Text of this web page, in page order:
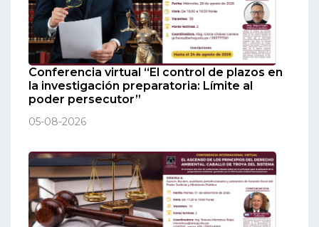
Conferencia virtual “El control de plazos en
la investigación preparatoria: Límite al
poder persecutor”
05-08-2026